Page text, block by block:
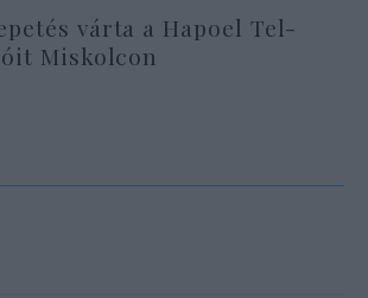
várta a Hapoel Tel-
Miskolcon